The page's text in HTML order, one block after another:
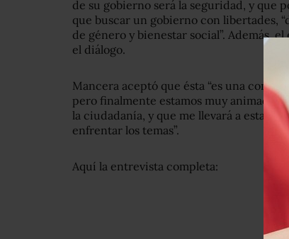
de su gobierno será la seguridad, y que
que buscar un gobierno con libertades,
de género y bienestar social”. Además,
el diálogo.
Mancera aceptó que ésta “es una
pero finalmente estamos muy
la ciudadanía, y que me llevará a
enfrentar los temas”.
Aquí la entrevista completa: